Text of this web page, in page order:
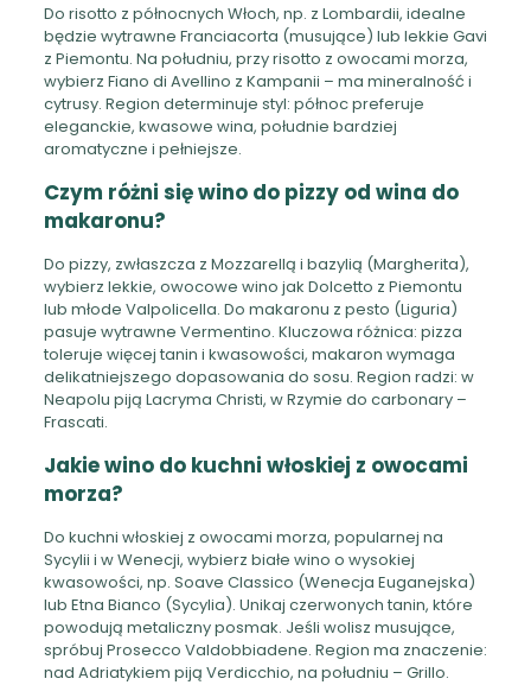
Do risotto z północnych Włoch, np. z Lombardii, idealne
będzie wytrawne Franciacorta (musujące) lub lekkie Gavi
z Piemontu. Na południu, przy risotto z owocami morza,
wybierz Fiano di Avellino z Kampanii – ma mineralność i
cytrusy. Region determinuje styl: północ preferuje
eleganckie, kwasowe wina, południe bardziej
aromatyczne i pełniejsze.
Czym różni się wino do pizzy od wina do
makaronu?
Do pizzy, zwłaszcza z Mozzarellą i bazylią (Margherita),
wybierz lekkie, owocowe wino jak Dolcetto z Piemontu
lub młode Valpolicella. Do makaronu z pesto (Liguria)
pasuje wytrawne Vermentino. Kluczowa różnica: pizza
toleruje więcej tanin i kwasowości, makaron wymaga
delikatniejszego dopasowania do sosu. Region radzi: w
Neapolu piją Lacryma Christi, w Rzymie do carbonary –
Frascati.
Jakie wino do kuchni włoskiej z owocami
morza?
Do kuchni włoskiej z owocami morza, popularnej na
Sycylii i w Wenecji, wybierz białe wino o wysokiej
kwasowości, np. Soave Classico (Wenecja Euganejska)
lub Etna Bianco (Sycylia). Unikaj czerwonych tanin, które
powodują metaliczny posmak. Jeśli wolisz musujące,
spróbuj Prosecco Valdobbiadene. Region ma znaczenie:
nad Adriatykiem piją Verdicchio, na południu – Grillo.